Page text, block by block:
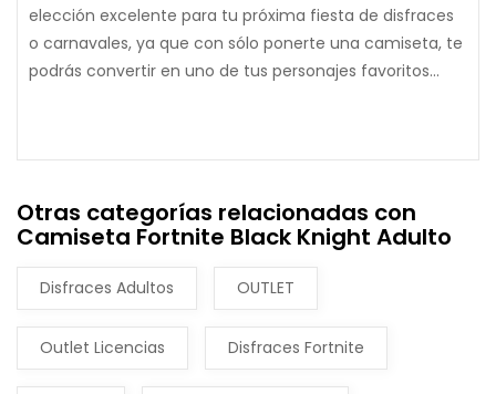
elección excelente para tu próxima fiesta de disfraces
o carnavales, ya que con sólo ponerte una camiseta, te
podrás convertir en uno de tus personajes favoritos...
Otras categorías relacionadas con
Camiseta Fortnite Black Knight Adulto
Disfraces Adultos OUTLET
Outlet Licencias Disfraces Fortnite